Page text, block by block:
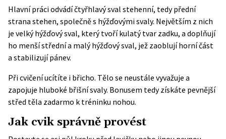
Hlavní práci odvádí čtyřhlavý sval stehenní, tedy přední
strana stehen, společně s hýžďovými svaly. Největším z nich
je velký hýžďový sval, který tvoří kulatý tvar zadku, a doplňují
ho menší střední a malý hýžďový sval, jež zaoblují horní část
a stabilizují pánev.
Při cvičení ucítíte i břicho. Tělo se neustále vyvažuje a
zapojuje hluboké břišní svaly. Bonusem tedy získáte pevnější
střed těla zadarmo k tréninku nohou.
Jak cvik správně provést